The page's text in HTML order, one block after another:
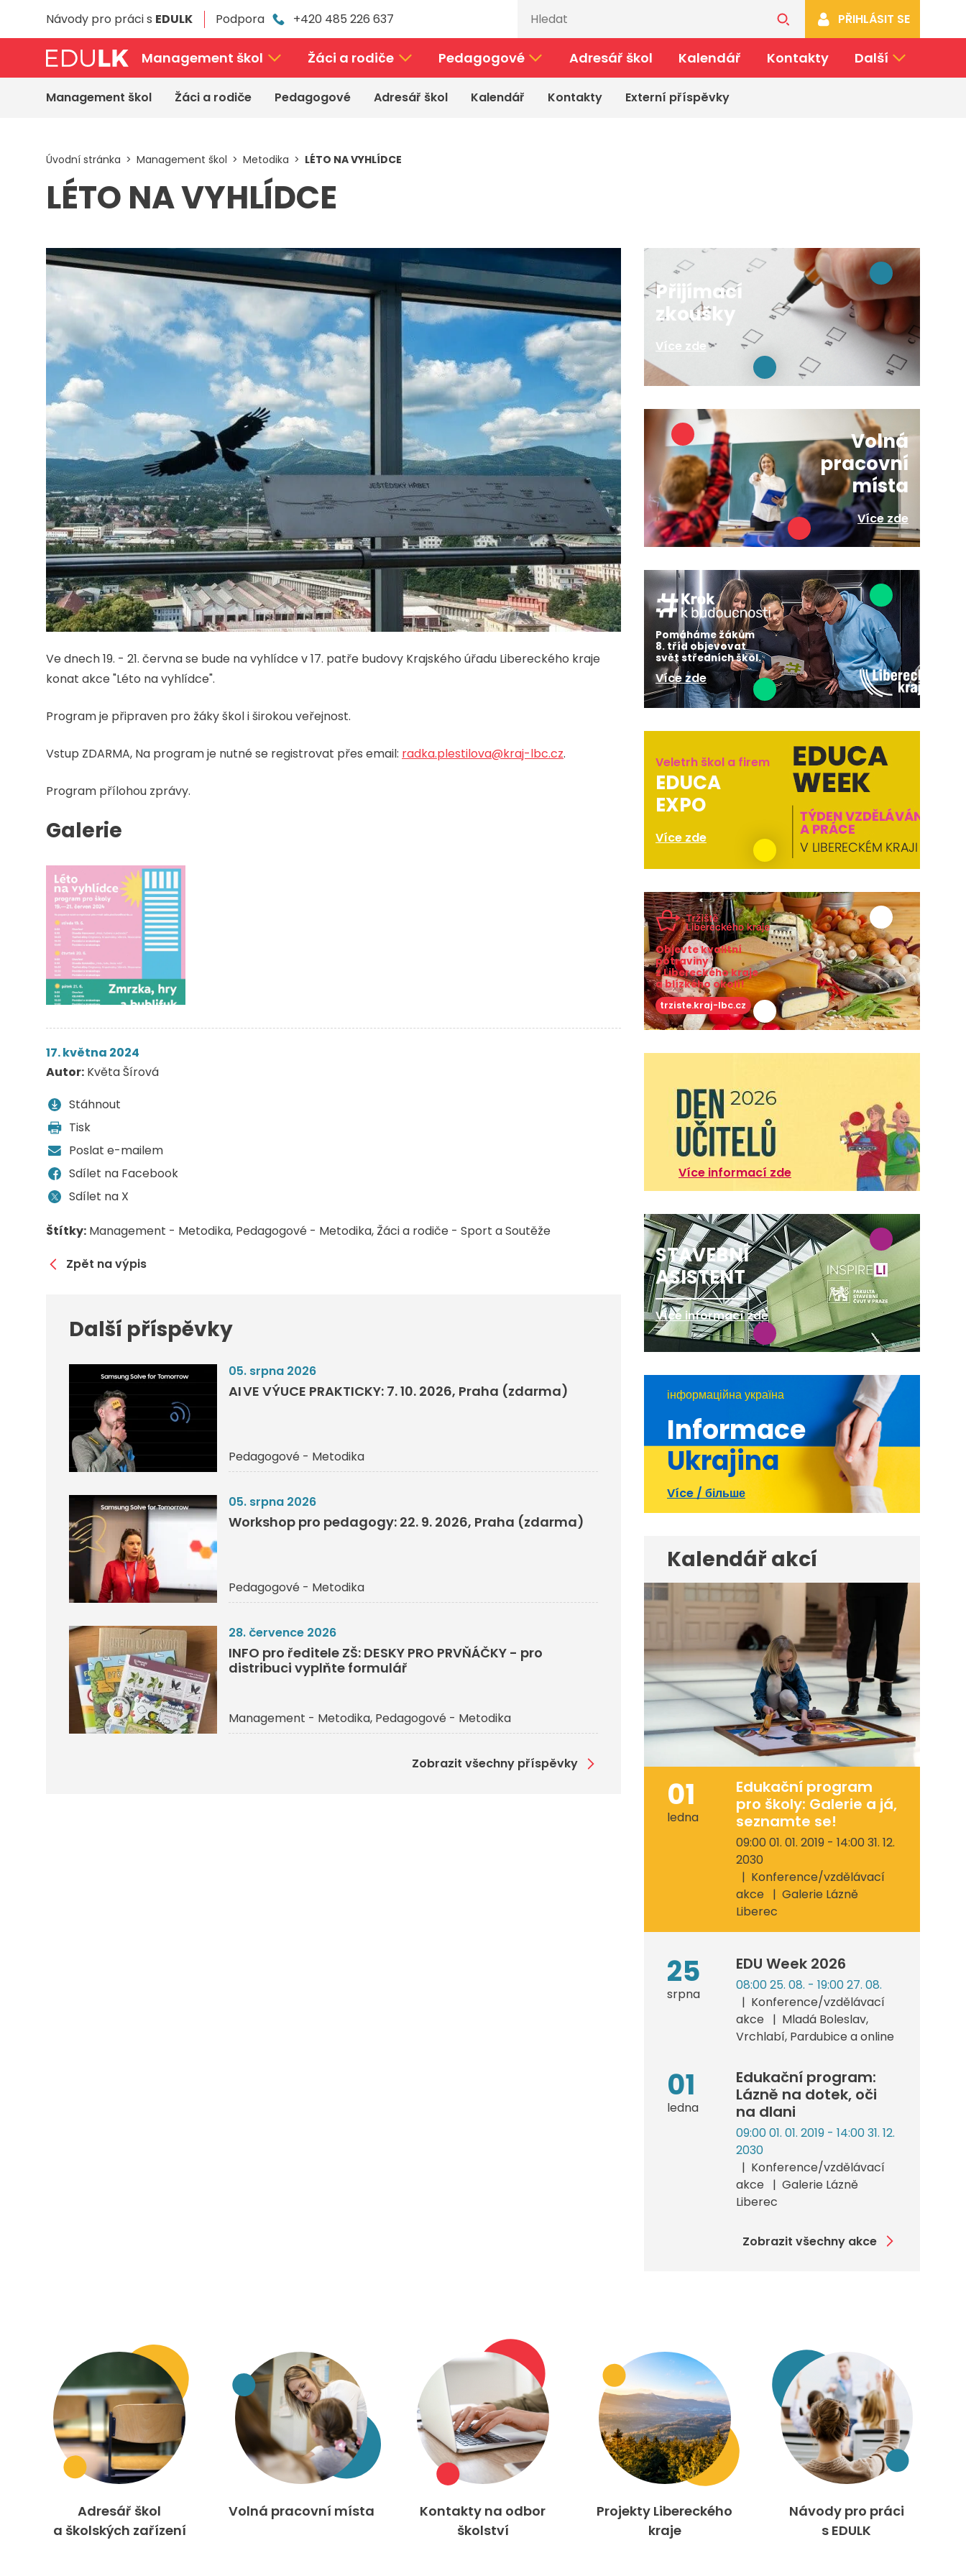
Návody pro práci s EDULK Podpora +420 485 226 637 PŘIHLÁSIT SE
Management škol Žáci a rodiče Pedagogové Adresář škol Kalendář Kontakty Další
Management škol Žáci a rodiče Pedagogové Adresář škol Kalendář Kontakty Externí příspěvky
Úvodní stránka Management škol Metodika LÉTO NA VYHLÍDCE
LÉTO NA VYHLÍDCE
Ve dnech 19. - 21. června se bude na vyhlídce v 17. patře budovy Krajského úřadu Libereckého kraje
konat akce "Léto na vyhlídce".
Program je připraven pro žáky škol i širokou veřejnost.
Vstup ZDARMA, Na program je nutné se registrovat přes email: radka.plestilova@kraj-lbc.cz.
Program přílohou zprávy.
Galerie
17. května 2024
Autor: Květa Šírová
Stáhnout
Tisk
Poslat e-mailem
Sdílet na Facebook
Sdílet na X
Štítky: Management - Metodika Pedagogové - Metodika Žáci a rodiče - Sport a Soutěže
Zpět na výpis
Další příspěvky
05. srpna 2026
AI VE VÝUCE PRAKTICKY: 7. 10. 2026, Praha (zdarma)
Pedagogové - Metodika
05. srpna 2026
Workshop pro pedagogy: 22. 9. 2026, Praha (zdarma)
Pedagogové - Metodika
28. července 2026
INFO pro ředitele ZŠ: DESKY PRO PRVŇÁČKY - pro
distribuci vyplňte formulář
Management - Metodika Pedagogové - Metodika
Zobrazit všechny příspěvky
Přijímací
zkoušky
Více zde
Volná
pracovní
místa
Více zde
Pomáháme žákům
8. tříd objevovat
svět středních škol.
Více zde
Veletrh škol a firem
EDUCA
EXPO
Více zde
Objevte kvalitní
potraviny
z Libereckého kraje
a blízkého okolí!
trziste.kraj-lbc.cz
Více informací zde
STAVEBNÍ
ASISTENT
Více informací zde
інформаційна україна
Informace
Ukrajina
Více / більше
Kalendář akcí
01
ledna
Edukační program
pro školy: Galerie a já,
seznamte se!
09:00 01. 01. 2019 - 14:00 31. 12.
2030
Konference/vzdělávací
akce
Galerie Lázně
Liberec
25
srpna
EDU Week 2026
08:00 25. 08. - 19:00 27. 08.
Konference/vzdělávací
akce
Mladá Boleslav,
Vrchlabí, Pardubice a online
01
ledna
Edukační program:
Lázně na dotek, oči
na dlani
09:00 01. 01. 2019 - 14:00 31. 12.
2030
Konference/vzdělávací
akce
Galerie Lázně
Liberec
Zobrazit všechny akce
Adresář škol
a školských zařízení
Volná pracovní místa
Kontakty na odbor
školství
Projekty Libereckého
kraje
Návody pro práci
s EDULK